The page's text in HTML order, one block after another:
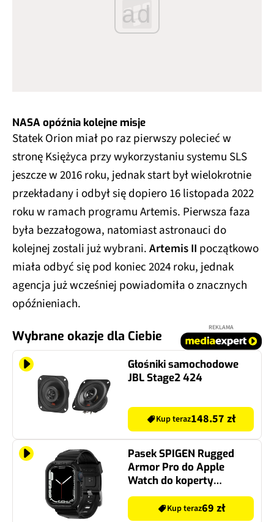
ad
NASA opóźnia kolejne misje
Statek Orion miał po raz pierwszy polecieć w
stronę Księżyca przy wykorzystaniu systemu SLS
jeszcze w 2016 roku, jednak start był wielokrotnie
przekładany i odbył się dopiero 16 listopada 2022
roku w ramach programu Artemis. Pierwsza faza
była bezzałogowa, natomiast astronauci do
kolejnej zostali już wybrani.Artemis II początkowo
miała odbyć się pod koniec 2024 roku, jednak
agencja już wcześniej powiadomiła o znacznych
opóźnieniach.
Wybrane okazje dla Ciebie
REKLAMA
Głośniki samochodowe
JBL Stage2 424
Kup teraz148.57 zł
Pasek SPIGEN Rugged
Armor Pro do Apple
Watch do koperty
44/45mm Czarny
Kup teraz69 zł